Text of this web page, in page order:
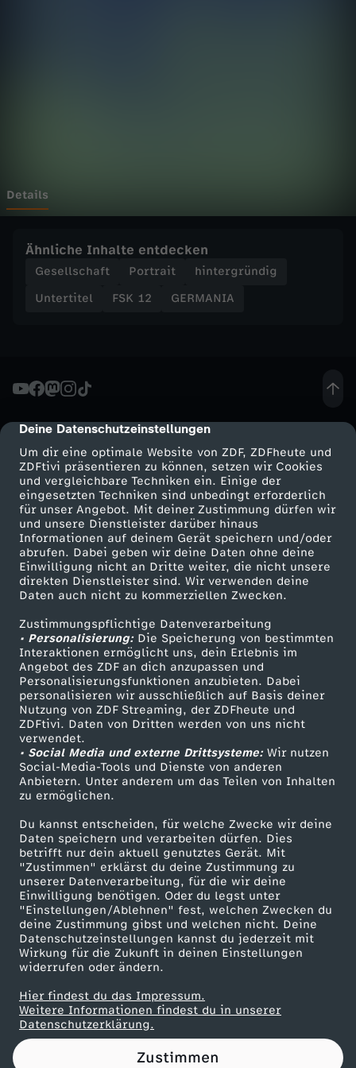
cmp-dialog-description
Deine Datenschutzeinstellungen
Um dir eine optimale Website von ZDF, ZDFheute und
ZDFtivi präsentieren zu können, setzen wir Cookies
und vergleichbare Techniken ein. Einige der
eingesetzten Techniken sind unbedingt erforderlich
für unser Angebot. Mit deiner Zustimmung dürfen wir
und unsere Dienstleister darüber hinaus
Informationen auf deinem Gerät speichern und/oder
abrufen. Dabei geben wir deine Daten ohne deine
Einwilligung nicht an Dritte weiter, die nicht unsere
direkten Dienstleister sind. Wir verwenden deine
Daten auch nicht zu kommerziellen Zwecken.
Zustimmungspflichtige Datenverarbeitung
• Personalisierung:Die Speicherung von bestimmten
Interaktionen ermöglicht uns, dein Erlebnis im
Angebot des ZDF an dich anzupassen und
Personalisierungsfunktionen anzubieten. Dabei
personalisieren wir ausschließlich auf Basis deiner
Nutzung von ZDF Streaming, der ZDFheute und
ZDFtivi. Daten von Dritten werden von uns nicht
verwendet.
• Social Media und externe Drittsysteme:Wir nutzen
Social-Media-Tools und Dienste von anderen
Anbietern. Unter anderem um das Teilen von Inhalten
zu ermöglichen.
Du kannst entscheiden, für welche Zwecke wir deine
Daten speichern und verarbeiten dürfen. Dies
betrifft nur dein aktuell genutztes Gerät. Mit
"Zustimmen" erklärst du deine Zustimmung zu
unserer Datenverarbeitung, für die wir deine
Einwilligung benötigen. Oder du legst unter
"Einstellungen/Ablehnen" fest, welchen Zwecken du
deine Zustimmung gibst und welchen nicht. Deine
Datenschutzeinstellungen kannst du jederzeit mit
Wirkung für die Zukunft in deinen Einstellungen
widerrufen oder ändern.
Hier findest du das Impressum.
Weitere Informationen findest du in unserer
Datenschutzerklärung.
Zustimmen
r
f
H
a
r
d
F
a
c
t
s
S
p
o
r
t
Details
Ähnliche Inhalte entdecken
Gesellschaft Portrait
hintergründig
Untertitel
FSK 12 GERMANIA
Mehr ZDF
ZDF-Apps
Smart TV
ZDFtext
Livestreams
Sendungen A-Z
TV-Programm
Service
ZDFmitreden
Kontakt zum ZDF
Tickets
Zuschauerservice
Hilfe
ZDF Unternehmen
Karriere
ZDF goes Schule
Werbefernsehen
Mainzelmännchen
Partner